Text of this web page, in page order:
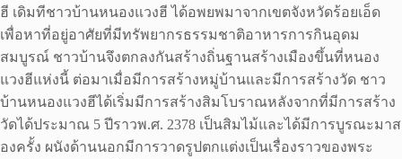
ฮี เดิมทีชาวบ้านหนองแวงฮี ได้อพยพมาจากเขตจังหวัดร้อยเอ็ด
เพื่อหาที่อยู่อาศัยที่มีทรัพยากรธรรมชาติอาหารการกินอุดม
สมบูรณ์ ชาวบ้านจึงตกลงกันสร้างถิ่นฐานสร้างเมืองขึ้นที่หนอง
แวงฮีแห่งนี้ ต่อมาเมื่อมีการสร้างหมู่บ้านและมีการสร้างวัด ชาว
บ้านหนองแวงฮีได้เริ่มมีการสร้างสิมโบราณหลังจากที่มีการสร้าง
วัดได้ประมาณ 5 ปีราวพ.ศ. 2378 เป็นสิมไม้และได้มีการบูรณะมาส
องครั้ง ผนังด้านนอกมีการวาดรูปตกแต่งเป็นเรื่องราวของพระ